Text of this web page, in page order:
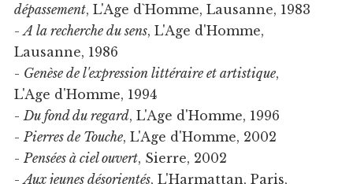
dépassement, L'Age d`Homme, Lausanne, 1983
-A la recherche du sens, L'Age d'Homme,
Lausanne, 1986
- Genèse de l'expression littéraire et artistique,
L'Age d'Homme, 1994
- Du fond du regard, L'Age d'Homme, 1996
- Pierres de Touche, L'Age d'Homme, 2002
- Pensées à ciel ouvert, Sierre, 2002
-Aux jeunes désorientés, L'Harmattan, Paris,